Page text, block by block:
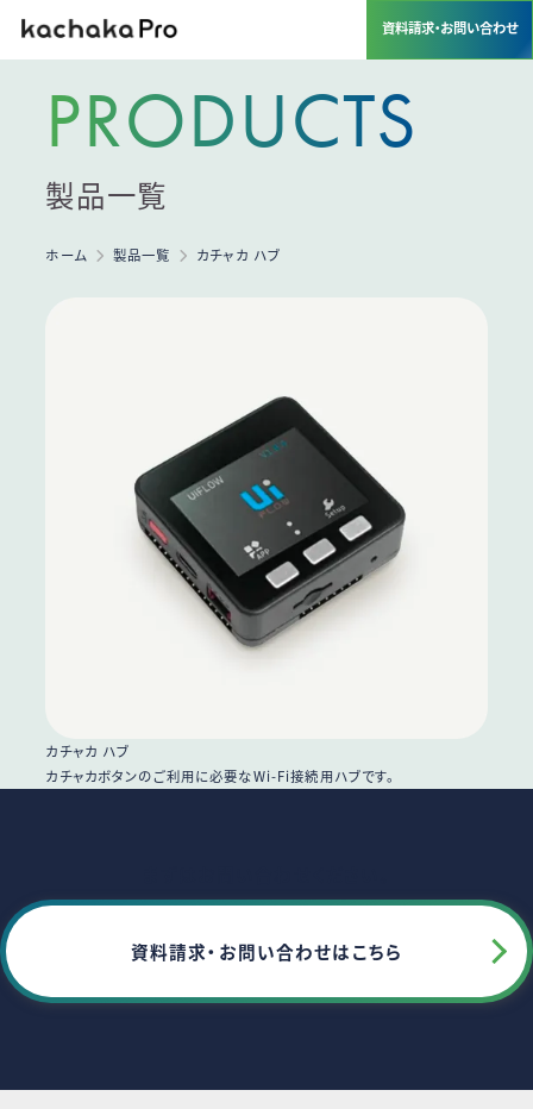
資料請求・お問い合わせ
PRODUCTS
製品一覧
ホーム 製品一覧 カチャカ ハブ
カチャカ ハブ
カチャカボタンのご利用に必要なWi-Fi接続用ハブです。
資料請求・お問い合わせはこちら